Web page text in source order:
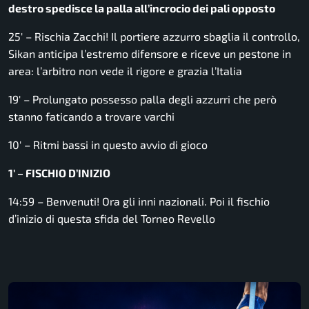
destro spedisce la palla all’incrocio dei pali opposto
25′ – Rischia Zacchi! Il portiere azzurro sbaglia il controllo,
Sikan anticipa l’estremo difensore e riceve un pestone in
area: l’arbitro non vede il rigore e grazia l’Italia
19′ – Prolungato possesso palla degli azzurri che però
stanno faticando a trovare varchi
10′ – Ritmi bassi in questo avvio di gioco
1′ – FISCHIO D’INIZIO
14:59 – Benvenuti! Ora gli inni nazionali. Poi il fischio
d’inizio di questa sfida del Torneo Revello